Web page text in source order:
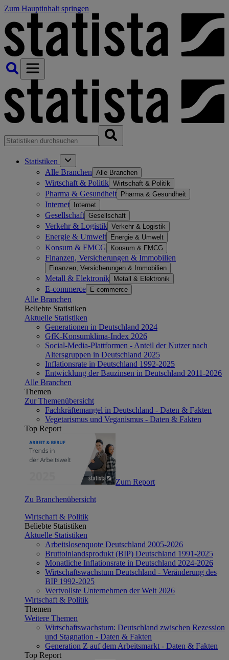
Zum Hauptinhalt springen
Statistiken
Alle Branchen Alle Branchen
Wirtschaft & Politik Wirtschaft & Politik
Pharma & Gesundheit Pharma & Gesundheit
Internet Internet
Gesellschaft Gesellschaft
Verkehr & Logistik Verkehr & Logistik
Energie & Umwelt Energie & Umwelt
Konsum & FMCG Konsum & FMCG
Finanzen, Versicherungen & Immobilien
Finanzen, Versicherungen & Immobilien
Metall & Elektronik Metall & Elektronik
E-commerce E-commerce
Alle Branchen
Beliebte Statistiken
Aktuelle Statistiken
Generationen in Deutschland 2024
GfK-Konsumklima-Index 2026
Social-Media-Plattformen - Anteil der Nutzer nach
Altersgruppen in Deutschland 2025
Inflationsrate in Deutschland 1992-2025
Entwicklung der Bauzinsen in Deutschland 2011-2026
Alle Branchen
Themen
Zur Themenübersicht
Fachkräftemangel in Deutschland - Daten & Fakten
Vegetarismus und Veganismus - Daten & Fakten
Top Report
Zum Report
Zu Branchenübersicht
Wirtschaft & Politik
Beliebte Statistiken
Aktuelle Statistiken
Arbeitslosenquote Deutschland 2005-2026
Bruttoinlandsprodukt (BIP) Deutschland 1991-2025
Monatliche Inflationsrate in Deutschland 2024-2026
Wirtschaftswachstum Deutschland - Veränderung des
BIP 1992-2025
Wertvollste Unternehmen der Welt 2026
Wirtschaft & Politik
Themen
Weitere Themen
Wirtschaftswachstum: Deutschland zwischen Rezession
und Stagnation - Daten & Fakten
Generation Z auf dem Arbeitsmarkt - Daten & Fakten
Top Report